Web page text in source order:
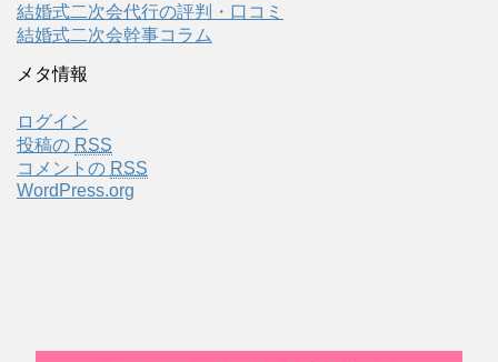
結婚式二次会代行の評判・口コミ
結婚式二次会幹事コラム
メタ情報
ログイン
投稿の RSS
コメントの RSS
WordPress.org